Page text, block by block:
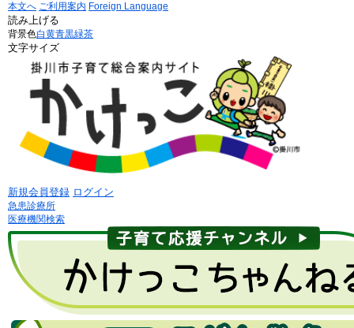
本文へ ご利用案内 Foreign Language
読み上げる
背景色白黄青黒緑茶
文字サイズ
新規会員登録 ログイン
急患診療所
医療機関検索